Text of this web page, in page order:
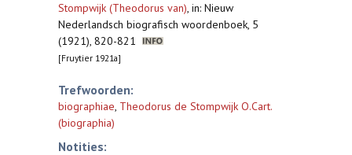
Stompwijk (Theodorus van), in: Nieuw
Nederlandsch biografisch woordenboek, 5
(1921), 820-821
[Fruytier 1921a]
Trefwoorden:
biographiae, Theodorus de Stompwijk O.Cart.
(biographia)
Notities: